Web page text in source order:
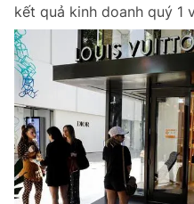
kết quả kinh doanh quý 1